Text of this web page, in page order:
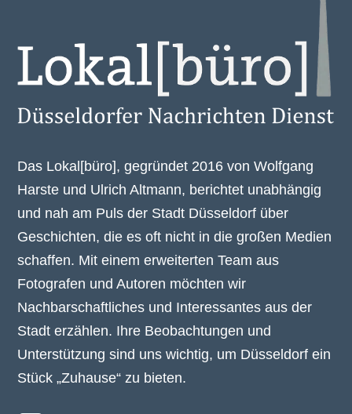
Das Lokal[büro], gegründet 2016 von Wolfgang
Harste und Ulrich Altmann, berichtet unabhängig
und nah am Puls der Stadt Düsseldorf über
Geschichten, die es oft nicht in die großen Medien
schaffen. Mit einem erweiterten Team aus
Fotografen und Autoren möchten wir
Nachbarschaftliches und Interessantes aus der
Stadt erzählen. Ihre Beobachtungen und
Unterstützung sind uns wichtig, um Düsseldorf ein
Stück „Zuhause“ zu bieten.